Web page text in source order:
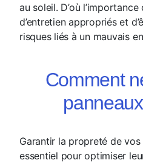
au soleil. D’où
d’entretien appropriés et
risques liés à un mauvais
Comment
Garantir la propreté de
essentiel pour optimiser